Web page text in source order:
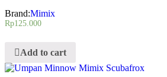
Brand:Mimix
Rp125.000
Add to cart